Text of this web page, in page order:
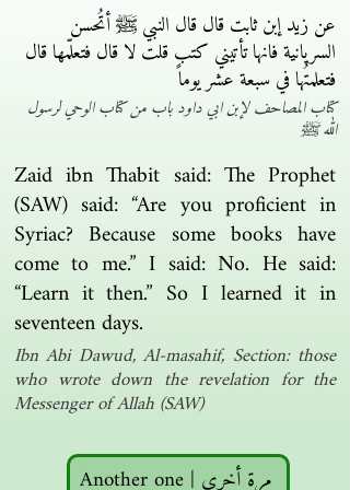
عن زيد إبن ثابت قال قال النبي ﷺ أتُحسن
السريانية فانها تأتيني كتب قلت لا قال فتعلّمها قال
فتعلمتُها في سبعة عشر يوماً
كتاب المصاحف لإبن ابي داود باب من كتاب الوحي لرسول
الله ﷺ
Zaid ibn Thabit said: The Prophet
(SAW) said: “Are you proficient in
Syriac? Because some books have
come to me.” I said: No. He said:
“Learn it then.” So I learned it in
seventeen days.
Ibn Abi Dawud, Al-masahif, Section: those
who wrote down the revelation for the
Messenger of Allah (SAW)
Another one | مرة أخرى